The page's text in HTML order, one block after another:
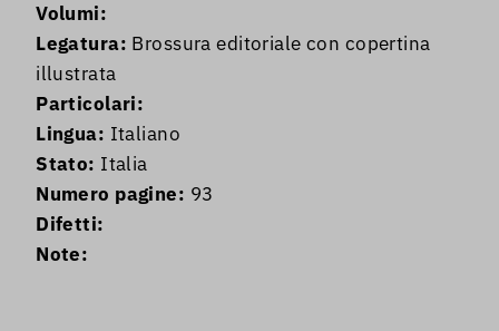
Volumi:
Legatura: Brossura editoriale con copertina
illustrata
Particolari:
Lingua: Italiano
Stato: Italia
Numero pagine: 93
Difetti:
Note: